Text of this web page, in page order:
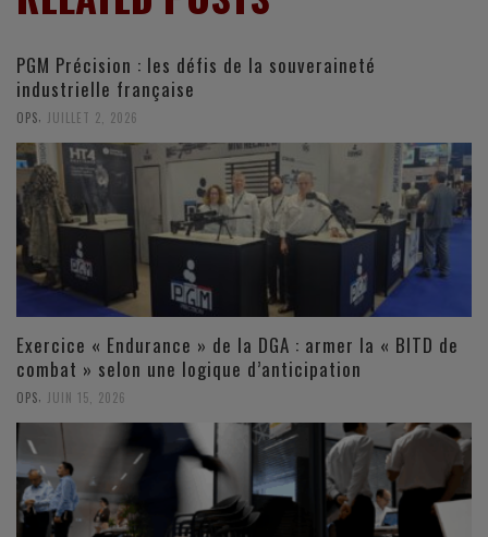
PGM Précision : les défis de la souveraineté
industrielle française
OPS JUILLET 2, 2026
Exercice « Endurance » de la DGA : armer la « BITD de
combat » selon une logique d’anticipation
OPS JUIN 15, 2026